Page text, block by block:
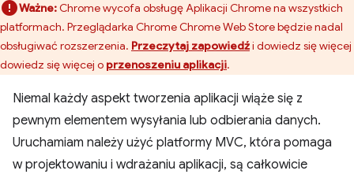
Ważne:Chrome wycofa obsługę Aplikacji Chrome na wszystkich
platformach. Przeglądarka Chrome Chrome Web Store będzie nadal
obsługiwać rozszerzenia. Przeczytaj zapowiedźi dowiedz się więcej
dowiedz się więcej o przenoszeniu aplikacji.
Niemal każdy aspekt tworzenia aplikacji wiąże się z
pewnym elementem wysyłania lub odbierania danych.
Uruchamiam należy użyć platformy MVC, która pomaga
w projektowaniu i wdrażaniu aplikacji, są całkowicie